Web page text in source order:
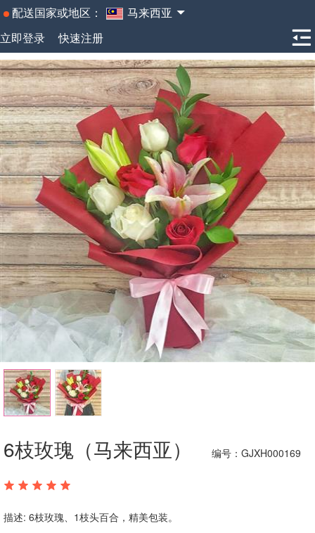
配送国家或地区：
马来西亚
立即登录
快速注册
6枝玫瑰（马来西亚） 编号：GJXH000169
描述: 6枝玫瑰、1枝头百合，精美包装。